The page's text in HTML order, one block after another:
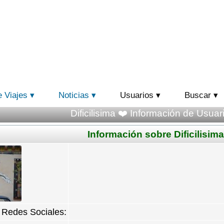
Viajes Noticias Usuarios Buscar
Dificilisima ❤️ Información de
Información sobre Dificilisima
Redes Sociales: